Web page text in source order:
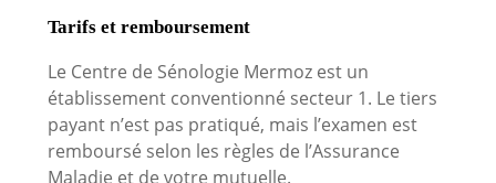
Tarifs et remboursement
Le Centre de Sénologie Mermoz est un
établissement conventionné secteur 1. Le tiers
payant n’est pas pratiqué, mais l’examen est
remboursé selon les règles de l’Assurance
Maladie et de votre mutuelle.